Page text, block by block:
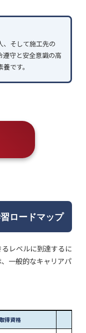
、そして施工先の
遵守と安全意識の高
です。
ロードマップ
レベルに到達するに
一般的なキャリアパ
得資格